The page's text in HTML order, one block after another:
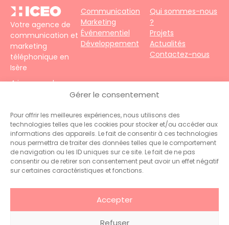
Gérer le consentement
Pour offrir les meilleures expériences, nous utilisons des
technologies telles que les cookies pour stocker et/ou accéder aux
informations des appareils. Le fait de consentir à ces technologies
nous permettra de traiter des données telles que le comportement
de navigation ou les ID uniques sur ce site. Le fait de ne pas
consentir ou de retirer son consentement peut avoir un effet négatif
sur certaines caractéristiques et fonctions.
Accepter
Refuser
Votre agence de
communication et
marketing
téléphonique en
Isère
4 impasse du
Faubourg – 38690
Téléphone :+33
(0)4 76 31 06 10
Contact :
administration@hiceo.fr
Communication
Marketing
Événementiel
Développement
Qui sommes-nous
?
Projets
Actualités
Contactez-nous